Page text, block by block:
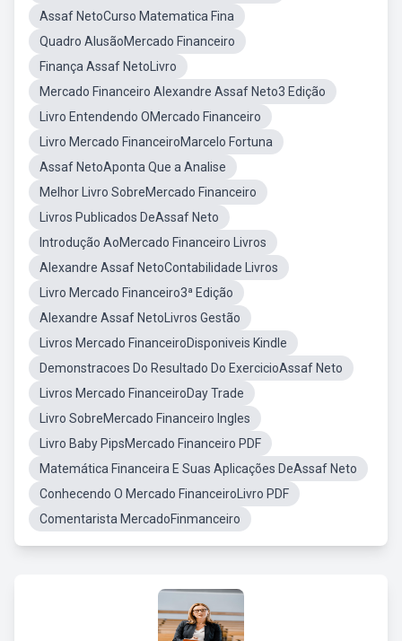
Assaf NetoCurso Matematica Fina
Quadro AlusãoMercado Financeiro
Finança Assaf NetoLivro
Mercado Financeiro Alexandre Assaf Neto3 Edição
Livro Entendendo OMercado Financeiro
Livro Mercado FinanceiroMarcelo Fortuna
Assaf NetoAponta Que a Analise
Melhor Livro SobreMercado Financeiro
Livros Publicados DeAssaf Neto
Introdução AoMercado Financeiro Livros
Alexandre Assaf NetoContabilidade Livros
Livro Mercado Financeiro3ª Edição
Alexandre Assaf NetoLivros Gestão
Livros Mercado FinanceiroDisponiveis Kindle
Demonstracoes Do Resultado Do ExercicioAssaf Neto
Livros Mercado FinanceiroDay Trade
Livro SobreMercado Financeiro Ingles
Livro Baby PipsMercado Financeiro PDF
Matemática Financeira E Suas Aplicações DeAssaf Neto
Conhecendo O Mercado FinanceiroLivro PDF
Comentarista MercadoFinmanceiro